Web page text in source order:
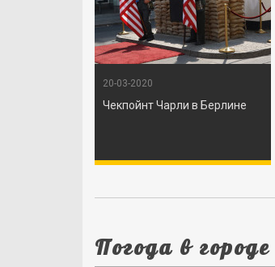
20-03-2020
Чекпойнт Чарли в Берлине
Погода в